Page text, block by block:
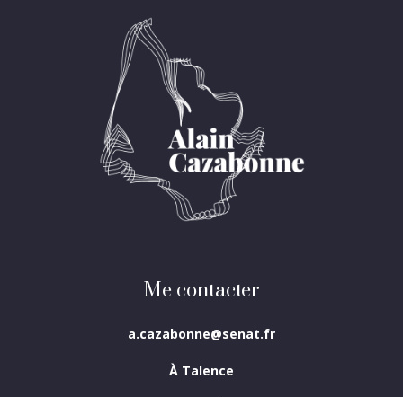
Me contacter
a.cazabonne@senat.fr
À Talence